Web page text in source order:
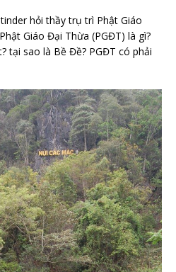
hỏi thầy trụ trì Phật Giáo
Giáo Đại Thừa (PGĐT) là gì?
tại sao là Bề Đề? PGĐT có phải